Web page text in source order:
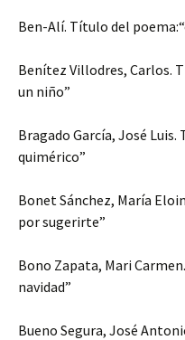
Ben-Alí. Título del
Benítez Villodres, Carlos.
un niño”
Bragado García, José
quimérico”
Bonet Sánchez, María
por sugerirte”
Bono Zapata, Mari
navidad”
Bueno Segura, José